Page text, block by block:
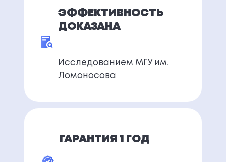
ЭФФЕКТИВНОСТЬ
ДОКАЗАНА
Исследованием МГУ им.
Ломоносова
ГАРАНТИЯ 1 ГОД